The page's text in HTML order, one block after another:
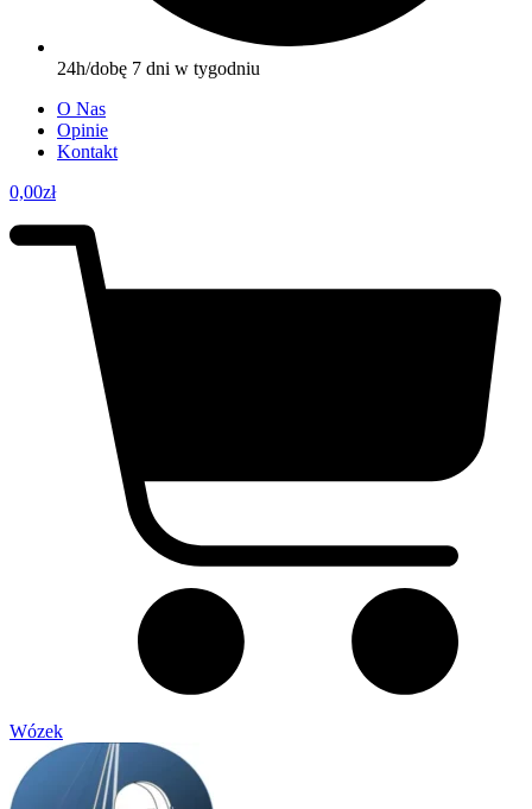
24h/dobę 7 dni w tygodniu
O Nas
Opinie
Kontakt
0,00zł
Wózek